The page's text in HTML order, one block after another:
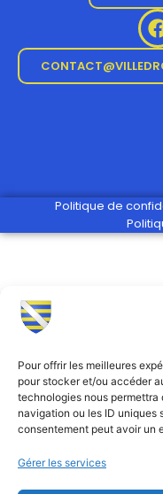
Pour offrir les meilleures
pour stocker et/ou accéder
technologies nous permettra
navigation ou les ID uniques
consentement peut avoir un
Gérer les services
Politique de